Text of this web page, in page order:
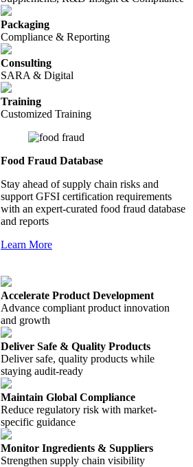
Packaging
Compliance & Reporting
Consulting
SARA & Digital
Training
Customized Training
Food Fraud Database
Stay ahead of supply chain risks and
support GFSI certification requirements
with an expert-curated food fraud database
and reports
Learn More
Accelerate Product Development
Advance compliant product innovation
and growth
Deliver Safe & Quality Products
Deliver safe, quality products while
staying audit-ready
Maintain Global Compliance
Reduce regulatory risk with market-
specific guidance
Monitor Ingredients & Suppliers
Strengthen supply chain visibility